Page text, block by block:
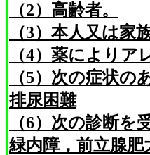
（2）高齢者。
（3）本人又は家
（4）薬により
（5）次の症状の
排尿困難
（6）次の診断を
緑内障，前立腺肥